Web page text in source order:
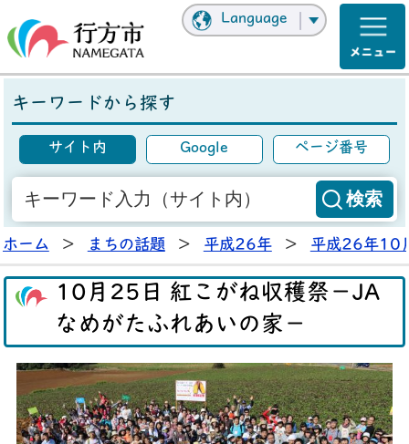
Language
キーワードから探す
サイト内 Google ページ番号
ホーム > まちの話題 > 平成26年 > 平成26年10
10月25日 紅こがね収穫祭－JA
なめがたふれあいの家－